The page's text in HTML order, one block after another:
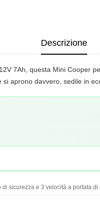
Descrizione
7Ah, questa Mini Cooper
aprono davvero, sedile in
sicurezza e 3 velocità a portata di